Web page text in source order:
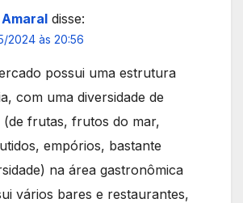
disse:
2024 às 20:56
possui uma estrutura
com uma diversidade de
(de frutas, frutos do mar,
empórios, bastante
na área gastronômica
vários bares e restaurantes,